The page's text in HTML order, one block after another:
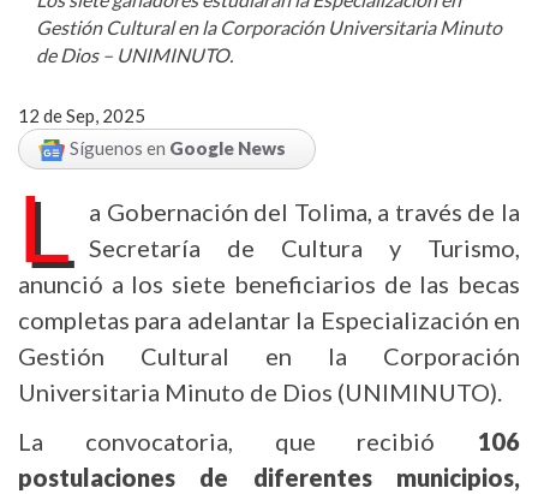
Gestión Cultural en la Corporación Universitaria Minuto
de Dios – UNIMINUTO.
12 de Sep, 2025
Síguenos en Google News
L
a Gobernación del Tolima, a través de la
Secretaría de Cultura y Turismo,
anunció a los siete beneficiarios de las becas
completas para adelantar la Especialización en
Gestión Cultural en la Corporación
Universitaria Minuto de Dios (UNIMINUTO).
La convocatoria, que recibió 106
postulaciones de diferentes municipios,